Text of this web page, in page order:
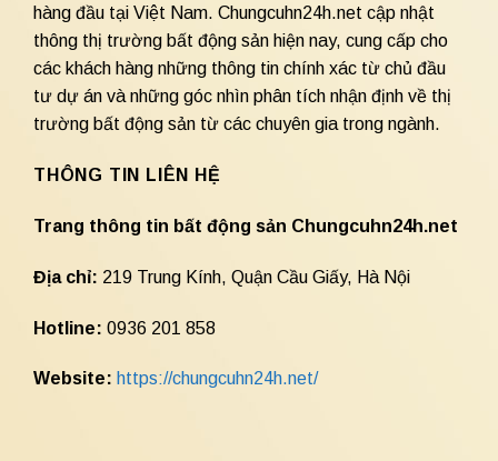
hàng đầu tại Việt Nam. Chungcuhn24h.net cập nhật
thông thị trường bất động sản hiện nay, cung cấp cho
các khách hàng những thông tin chính xác từ chủ đầu
tư dự án và những góc nhìn phân tích nhận định về thị
trường bất động sản từ các chuyên gia trong ngành.
THÔNG TIN LIÊN HỆ
Trang thông tin bất động sản Chungcuhn24h.net
Địa chỉ: 219 Trung Kính, Quận Cầu Giấy, Hà Nội
Hotline: 0936 201 858
Website: https://chungcuhn24h.net/